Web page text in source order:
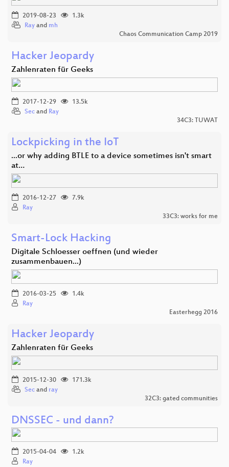
2019-08-23
1.3k
Ray and mh
Chaos Communication Camp 2019
Hacker Jeopardy
Zahlenraten für Geeks
2017-12-29
13.5k
Sec and Ray
34C3: TUWAT
Lockpicking in the IoT
...or why adding BTLE to a device sometimes isn't smart
at…
2016-12-27
7.9k
Ray
33C3: works for me
Smart-Lock Hacking
Digitale Schloesser oeffnen (und wieder
zusammenbauen...)
2016-03-25
1.4k
Ray
Easterhegg 2016
Hacker Jeopardy
Zahlenraten für Geeks
2015-12-30
171.3k
Sec and ray
32C3: gated communities
DNSSEC - und dann?
2015-04-04
1.2k
Ray